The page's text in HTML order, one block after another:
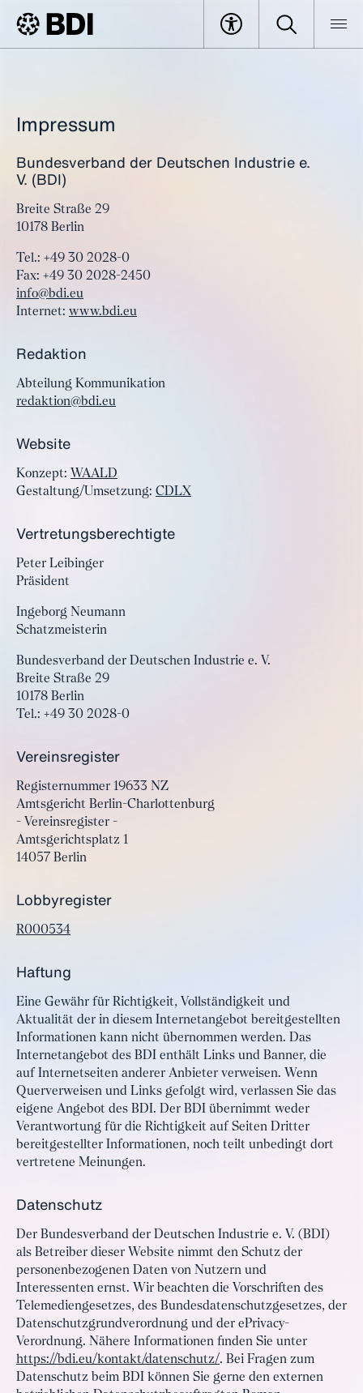
Impressum
Bundesverband der Deutschen Industrie e.
V. (BDI)
Breite Straße 29
10178 Berlin
Tel.: +49 30 2028-0
Fax: +49 30 2028-2450
info@bdi.eu
Internet: www.bdi.eu
Redaktion
Abteilung Kommunikation
redaktion@bdi.eu
Website
Konzept: WAALD
Gestaltung/Umsetzung: CDLX
Vertretungsberechtigte
Peter Leibinger
Präsident
Ingeborg Neumann
Schatzmeisterin
Bundesverband der Deutschen Industrie e. V.
Breite Straße 29
10178 Berlin
Tel.: +49 30 2028-0
Vereinsregister
Registernummer 19633 NZ
Amtsgericht Berlin-Charlottenburg
- Vereinsregister -
Amtsgerichtsplatz 1
14057 Berlin
Lobbyregister
R000534
Haftung
Eine Gewähr für Richtigkeit, Vollständigkeit und
Aktualität der in diesem Internetangebot bereitgestellten
Informationen kann nicht übernommen werden. Das
Internetangebot des BDI enthält Links und Banner, die
auf Internetseiten anderer Anbieter verweisen. Wenn
Querverweisen und Links gefolgt wird, verlassen Sie das
eigene Angebot des BDI. Der BDI übernimmt weder
Verantwortung für die Richtigkeit auf Seiten Dritter
bereitgestellter Informationen, noch teilt unbedingt dort
vertretene Meinungen.
Datenschutz
Der Bundesverband der Deutschen Industrie e. V. (BDI)
als Betreiber dieser Website nimmt den Schutz der
personenbezogenen Daten von Nutzern und
Interessenten ernst. Wir beachten die Vorschriften des
Telemediengesetzes, des Bundesdatenschutzgesetzes, der
Datenschutzgrundverordnung und der ePrivacy-
Verordnung. Nähere Informationen finden Sie unter
https://bdi.eu/kontakt/datenschutz/. Bei Fragen zum
Datenschutz beim BDI können Sie gerne den externen